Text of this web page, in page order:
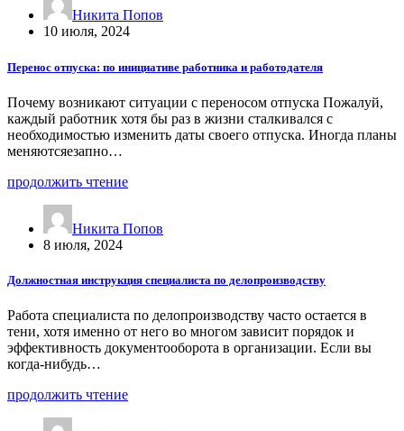
Никита Попов
10 июля, 2024
Перенос отпуска: по инициативе работника и работодателя
Почему возникают ситуации с переносом отпуска Пожалуй,
каждый работник хотя бы раз в жизни сталкивался с
необходимостью изменить даты своего отпуска. Иногда планы
меняютсяезапно…
продолжить чтение
Никита Попов
8 июля, 2024
Должностная инструкция специалиста по делопроизводству
Работа специалиста по делопроизводству часто остается в
тени, хотя именно от него во многом зависит порядок и
эффективность документооборота в организации. Если вы
когда-нибудь…
продолжить чтение